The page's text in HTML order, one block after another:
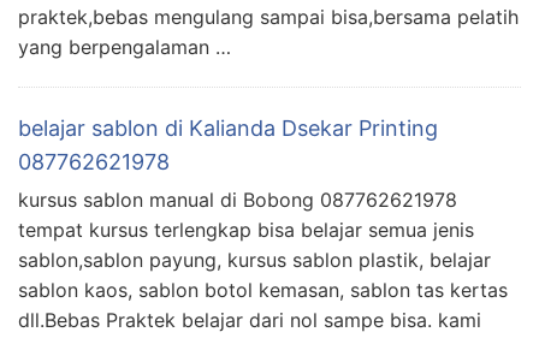
praktek,bebas mengulang sampai bisa,bersama pelatih
yang berpengalaman …
belajar sablon di Kalianda Dsekar Printing
087762621978
kursus sablon manual di Bobong 087762621978
tempat kursus terlengkap bisa belajar semua jenis
sablon,sablon payung, kursus sablon plastik, belajar
sablon kaos, sablon botol kemasan, sablon tas kertas
dll.Bebas Praktek belajar dari nol sampe bisa. kami